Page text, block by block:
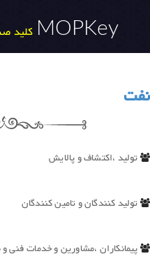
MOPKey کلید
نفت
تولید ،اکتشاف و پالایش
تولید کنندگان و تامین کنندگان
پیمانکاران ،مشاورین و خدمات فنی